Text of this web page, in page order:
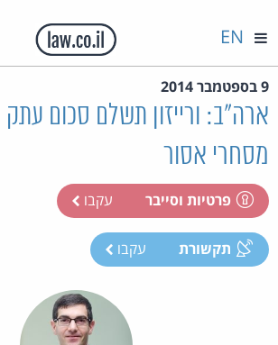
EN
9 בספטמבר 2014
ארה"ב: ורייזון תשלם סכום עתק
מסחרי אסור
פרטיות וסייבר עקבו
תקשורת עקבו